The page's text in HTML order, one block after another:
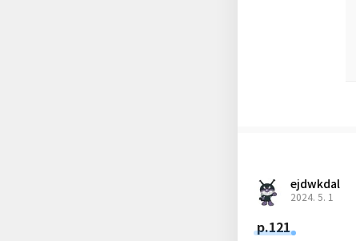
ejdwkdal
2024. 5. 1
p.121